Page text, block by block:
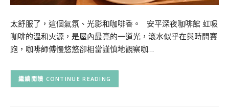
太舒服了，這個氣氛、光影和咖啡香。 安平深夜咖啡館 虹吸
咖啡的溫和火源，是屋內最亮的一道光，滾水似乎在與時間賽
跑，咖啡師傅慢悠悠卻相當謹慎地觀察咖…
CONTINUE READING